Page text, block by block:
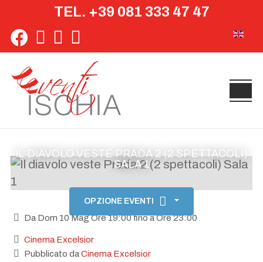
TEL. +39 081 333 47 47
IL DIAVOLO VESTE PRADA 2 (2 SPETTACOLI)
SALA 1
OPZIONE EVENTI
Da Dom 10 Mag Ore 19:00 fino a Ore 23:00
Cinema Excelsior
Pubblicato daCinema Excelsior